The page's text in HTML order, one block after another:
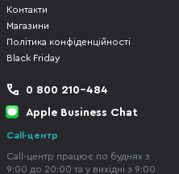
Контакти
Магазини
Політика конфіденційності
Black Friday
0 800 210-484
Apple Business Chat
Call-центр
Call-центр працює по буднях з
9:00 до 20:00 та у вихідні з 9:00